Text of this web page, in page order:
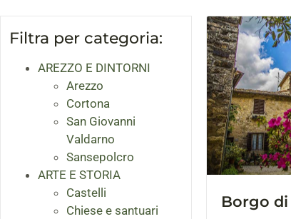
Filtra per categoria:
AREZZO E DINTORNI
Arezzo
Cortona
San Giovanni
Valdarno
Sansepolcro
ARTE E STORIA
Castelli
Chiese e santuari
Borgo